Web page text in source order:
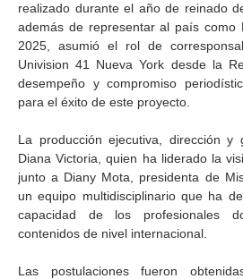
realizado durante el año de reinado
además de representar al país como
2025, asumió el rol de
Univision 41 Nueva York desde la
desempeño y compromiso
para el éxito de este proyecto.
La producción ejecutiva, dirección
Diana Victoria, quien ha liderado la
junto a Diany Mota, presidenta de
un equipo multidisciplinario que ha
capacidad de los profesionales
contenidos de nivel internacional.
Las postulaciones fueron